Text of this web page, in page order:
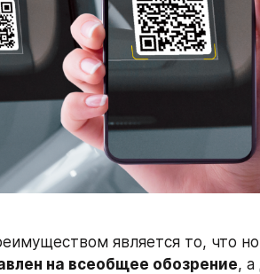
является то, что
на всеобщее обозрение, а